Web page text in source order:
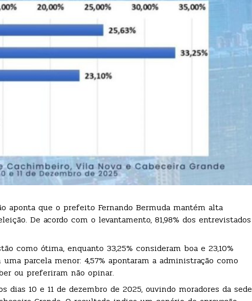
aponta que o prefeito Fernando Bermuda mantém alta
De acordo com o levantamento, 81,98% dos entrevistados
como ótima, enquanto 33,25% consideram boa e 23,10%
parcela menor: 4,57% apontaram a administração como
ou preferiram não opinar.
10 e 11 de dezembro de 2025, ouvindo moradores da sede